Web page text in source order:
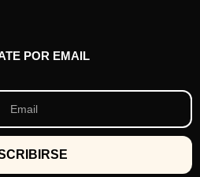
POR EMAIL